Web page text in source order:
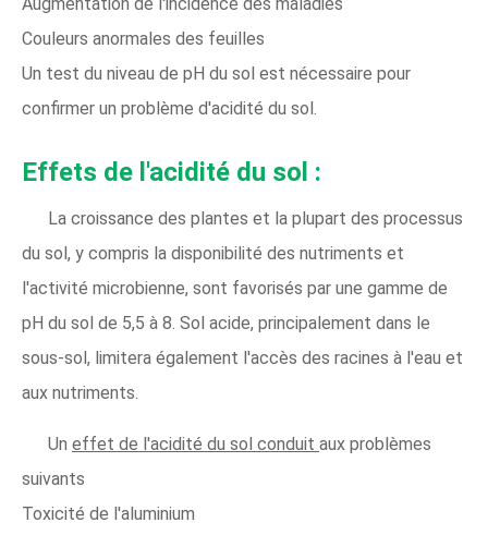
Augmentation de l'incidence des maladies
Couleurs anormales des feuilles
Un test du niveau de pH du sol est nécessaire pour
confirmer un problème d'acidité du sol.
Effets de l'acidité du sol :
La croissance des plantes et la plupart des processus
du sol, y compris la disponibilité des nutriments et
l'activité microbienne, sont favorisés par une gamme de
pH du sol de 5,5 à 8. Sol acide, principalement dans le
sous-sol, limitera également l'accès des racines à l'eau et
aux nutriments.
Un effet de l'acidité du sol conduit aux problèmes
suivants
Toxicité de l'aluminium